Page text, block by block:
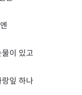
잎 하나